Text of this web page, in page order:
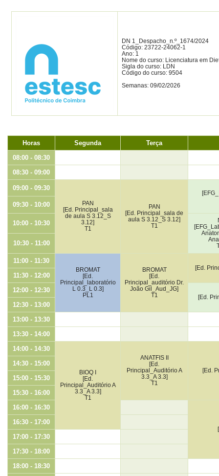
DN 1_Despacho_n.º_1674/2024
Código: 23722-24062-1
Ano: 1
Nome do curso: Licenciatura em
Sigla do curso: LDN
Código do curso: 9504
Semanas: 09/02/2026
Horas Segunda
Terça
08:00 - 08:30
08:30 - 09:00
09:00 - 09:30
PAN
[Ed. Principal_sala
de aula S 3.12_S
3.12]
T1
PAN
[Ed. Principal_sala de
aula S 3.12_S 3.12]
T1
09:30 - 10:00
10:00 - 10:30
10:30 - 11:00
11:00 - 11:30
BROMAT
[Ed.
Principal_laboratório
L 0.3_L 0.3]
PL1
BROMAT
[Ed.
Principal_auditório Dr.
João Gil_Aud_JG]
T1
[Ed.
11:30 - 12:00
12:00 - 12:30
[Ed.
12:30 - 13:00
13:00 - 13:30
13:30 - 14:00
14:00 - 14:30
BIOQ I
[Ed.
Principal_Auditório A
3.3_A 3.3]
T1
ANATFIS II
[Ed.
Principal_Auditório A
3.3_A 3.3]
T1
[Ed.
14:30 - 15:00
15:00 - 15:30
15:30 - 16:00
16:00 - 16:30
16:30 - 17:00
17:00 - 17:30
17:30 - 18:00
18:00 - 18:30